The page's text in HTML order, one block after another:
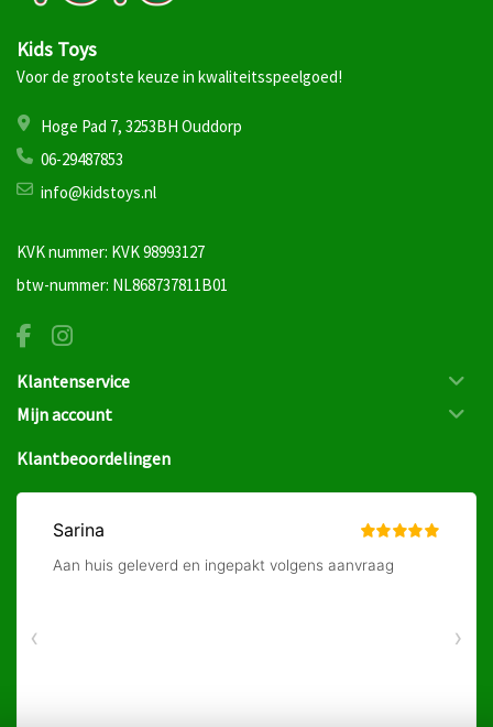
Kids Toys
Voor de grootste keuze in kwaliteitsspeelgoed!
Hoge Pad 7, 3253BH Ouddorp
06-29487853
info@kidstoys.nl
KVK nummer: KVK 98993127
btw-nummer: NL868737811B01
Klantenservice
Mijn account
Klantbeoordelingen